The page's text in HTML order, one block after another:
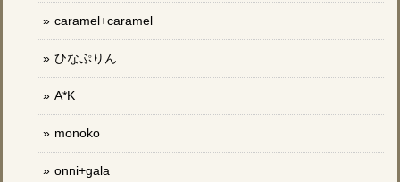
caramel+caramel
ひなぷりん
A*K
monoko
onni+gala